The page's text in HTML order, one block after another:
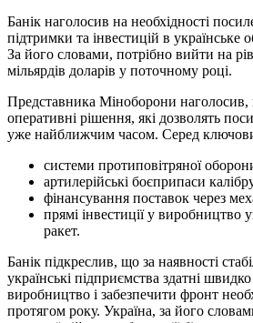
Банік наголосив на необхідності
підтримки та інвестицій в
За його словами, потрібно вийти на
мільярдів доларів у поточному році.
Представника Міноборони наголосив,
оперативні рішення, які дозволять
уже найближчим часом. Серед
системи протиповітряної
артилерійські боєприпаси
фінансування поставок через
прямі інвестиції у виробництво
ракет.
Банік підкреслив, що за наявності
українські підприємства здатні
виробництво і забезпечити фронт
протягом року. Україна, за його